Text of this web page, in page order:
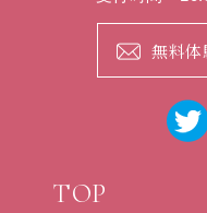
無料体
TOP